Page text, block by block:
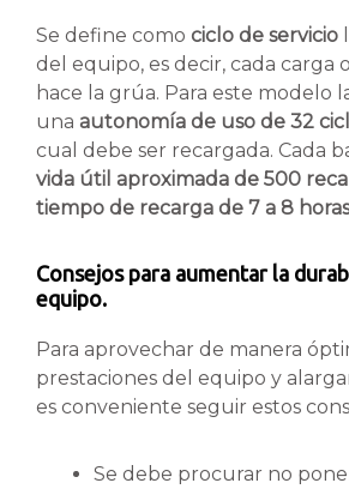
Se define como ciclo de servicio
del equipo, es decir, cada carga
hace la grúa. Para este modelo
una autonomía de uso de 32
cual debe ser recargada. Cada
vida útil aproximada de 500
tiempo de recarga de 7 a 8
Consejos para aumentar la
equipo.
Para aprovechar de manera
prestaciones del equipo y
es conveniente seguir estos
Se debe procurar no